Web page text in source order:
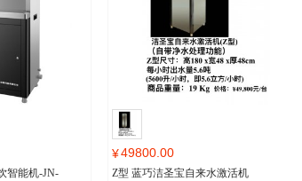
智能机-JN-
¥49800.00
Z型 蓝巧洁圣宝自来水激活机